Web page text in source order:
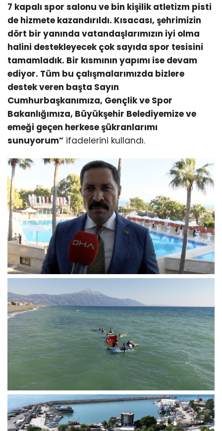
7 kapalı spor salonu ve bin kişilik atletizm pisti
de hizmete kazandırıldı. Kısacası, şehrimizin
dört bir yanında vatandaşlarımızın iyi olma
halini destekleyecek çok sayıda spor tesisini
tamamladık. Bir kısmının yapımı ise devam
ediyor. Tüm bu çalışmalarımızda bizlere
destek veren başta Sayın
Cumhurbaşkanımıza, Gençlik ve Spor
Bakanlığımıza, Büyükşehir Belediyemize ve
emeği geçen herkese şükranlarımı
sunuyorum” ifadelerini kullandı.